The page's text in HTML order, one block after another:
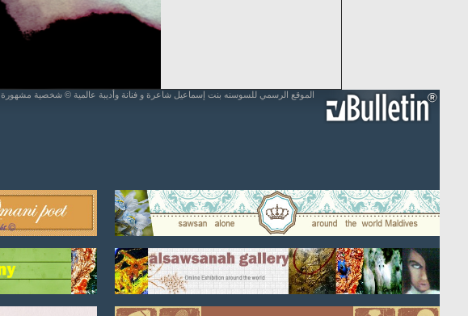
الموقع الرسمي للسوسنه بنت إسماعيل شاعرة و فنانة وأديبة عالمية © شخصية مشهورة